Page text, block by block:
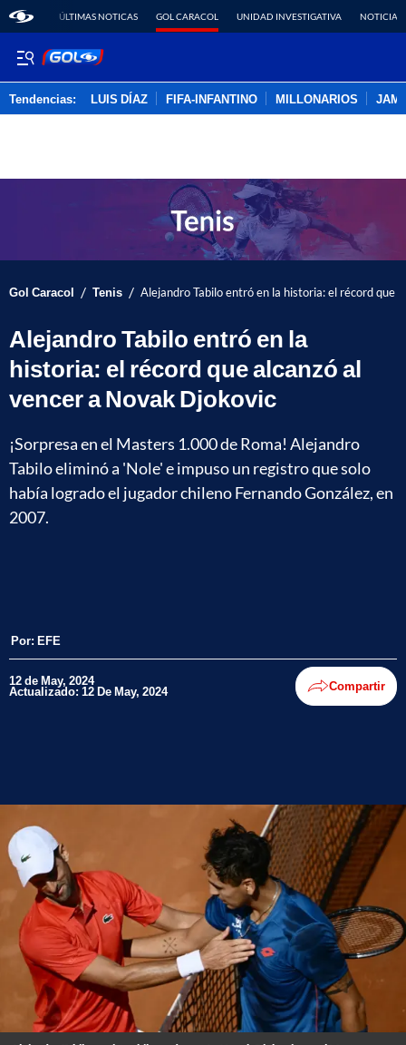
ÚLTIMAS NOTICAS GOL CARACOL UNIDAD INVESTIGATIVA NOTICIAS
Tendencias: LUIS DÍAZ FIFA-INFANTINO MILLONARIOS
Gol Caracol / Tenis / Alejandro Tabilo entró en la historia: el récord que
Alejandro Tabilo entró en la
historia: el récord que alcanzó al
vencer a Novak Djokovic
¡Sorpresa en el Masters 1.000 de Roma! Alejandro
Tabilo eliminó a 'Nole' e impuso un registro que solo
había logrado el jugador chileno Fernando González, en
2007.
Por: EFE
12 de May, 2024
Actualizado: 12 De May, 2024 Compartir